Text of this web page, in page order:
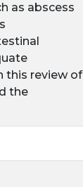
as abscess
this review of
the